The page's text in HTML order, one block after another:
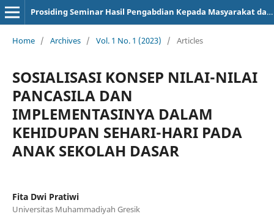
Prosiding Seminar Hasil Pengabdian Kepada Masyarakat dan Kuliah Kerja Nyata
Home / Archives / Vol. 1 No. 1 (2023) / Articles
SOSIALISASI KONSEP NILAI-NILAI
PANCASILA DAN
IMPLEMENTASINYA DALAM
KEHIDUPAN SEHARI-HARI PADA
ANAK SEKOLAH DASAR
Fita Dwi Pratiwi
Universitas Muhammadiyah Gresik